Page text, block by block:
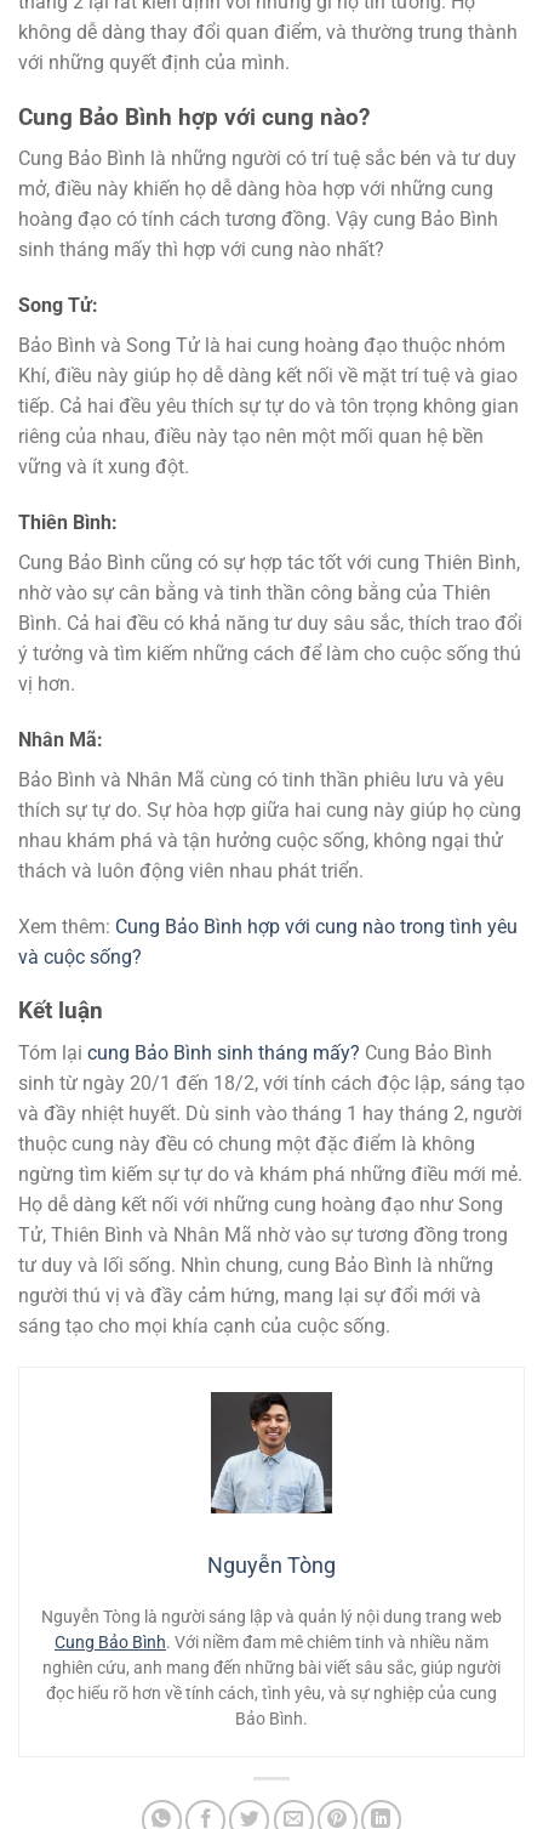
không dễ dàng thay đổi quan điểm, và thường trung thành
với những quyết định của mình.
Cung Bảo Bình hợp với cung nào?
Cung Bảo Bình là những người có trí tuệ sắc bén và tư duy
mở, điều này khiến họ dễ dàng hòa hợp với những cung
hoàng đạo có tính cách tương đồng. Vậy cung Bảo Bình
sinh tháng mấy thì hợp với cung nào nhất?
Song Tử:
Bảo Bình và Song Tử là hai cung hoàng đạo thuộc nhóm
Khí, điều này giúp họ dễ dàng kết nối về mặt trí tuệ và giao
tiếp. Cả hai đều yêu thích sự tự do và tôn trọng không gian
riêng của nhau, điều này tạo nên một mối quan hệ bền
vững và ít xung đột.
Thiên Bình:
Cung Bảo Bình cũng có sự hợp tác tốt với cung Thiên Bình,
nhờ vào sự cân bằng và tinh thần công bằng của Thiên
Bình. Cả hai đều có khả năng tư duy sâu sắc, thích trao đổi
ý tưởng và tìm kiếm những cách để làm cho cuộc sống thú
vị hơn.
Nhân Mã:
Bảo Bình và Nhân Mã cùng có tinh thần phiêu lưu và yêu
thích sự tự do. Sự hòa hợp giữa hai cung này giúp họ cùng
nhau khám phá và tận hưởng cuộc sống, không ngại thử
thách và luôn động viên nhau phát triển.
Xem thêm: Cung Bảo Bình hợp với cung nào trong tình yêu
và cuộc sống?
Kết luận
Tóm lại cung Bảo Bình sinh tháng mấy? Cung Bảo Bình
sinh từ ngày 20/1 đến 18/2, với tính cách độc lập, sáng tạo
và đầy nhiệt huyết. Dù sinh vào tháng 1 hay tháng 2, người
thuộc cung này đều có chung một đặc điểm là không
ngừng tìm kiếm sự tự do và khám phá những điều mới mẻ.
Họ dễ dàng kết nối với những cung hoàng đạo như Song
Tử, Thiên Bình và Nhân Mã nhờ vào sự tương đồng trong
tư duy và lối sống. Nhìn chung, cung Bảo Bình là những
người thú vị và đầy cảm hứng, mang lại sự đổi mới và
sáng tạo cho mọi khía cạnh của cuộc sống.
Nguyễn Tòng
Nguyễn Tòng là người sáng lập và quản lý nội dung trang web
Cung Bảo Bình. Với niềm đam mê chiêm tinh và nhiều năm
nghiên cứu, anh mang đến những bài viết sâu sắc, giúp người
đọc hiểu rõ hơn về tính cách, tình yêu, và sự nghiệp của cung
Bảo Bình.